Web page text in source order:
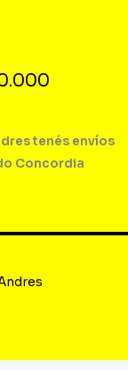
tenés envíos
Concordia